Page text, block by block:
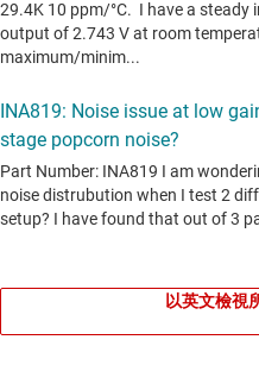
以英文檢視